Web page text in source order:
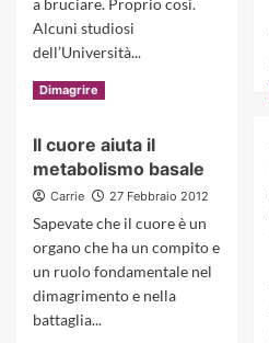
Alcuni studiosi
dell’Università...
Scopri di più Read
more
PRDM16:Arriva
la
Proteina
Obesita’
Dimagrire
Il cuore aiuta il
metabolismo basale
Carrie 27 Febbraio 2012
Sapevate che il cuore è un
organo che ha un compito e
un ruolo fondamentale nel
dimagrimento e nella
battaglia...